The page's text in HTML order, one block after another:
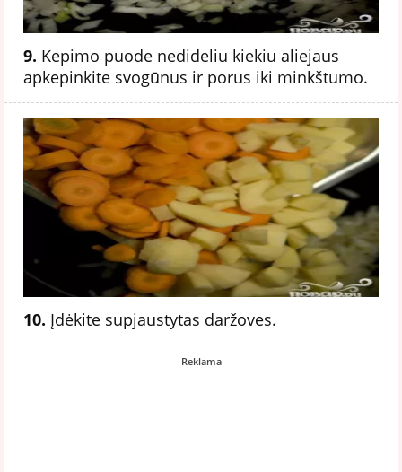
9. Kepimo puode nedideliu kiekiu aliejaus
apkepinkite svogūnus ir porus iki minkštumo.
10. Įdėkite supjaustytas daržoves.
Reklama